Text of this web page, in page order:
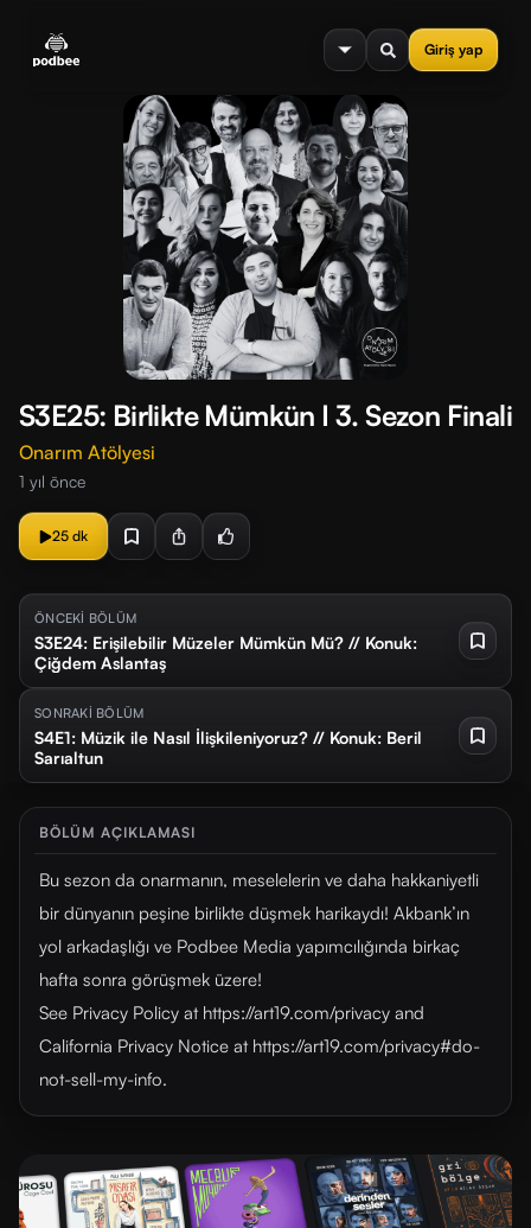
Giriş yap
menu
S3E25: Birlikte Mümkün I 3. Sezon Finali
Onarım Atölyesi
1 yıl önce
25 dk
ÖNCEKİ BÖLÜM
S3E24: Erişilebilir Müzeler Mümkün Mü? // Konuk:
Çiğdem Aslantaş
SONRAKİ BÖLÜM
S4E1: Müzik ile Nasıl İlişkileniyoruz? // Konuk: Beril
Sarıaltun
BÖLÜM AÇIKLAMASI
Bu sezon da onarmanın, meselelerin ve daha hakkaniyetli
bir dünyanın peşine birlikte düşmek harikaydı! Akbank’ın
yol arkadaşlığı ve Podbee Media yapımcılığında birkaç
hafta sonra görüşmek üzere!
See Privacy Policy at https://art19.com/privacy and
California Privacy Notice at https://art19.com/privacy#do-
not-sell-my-info.